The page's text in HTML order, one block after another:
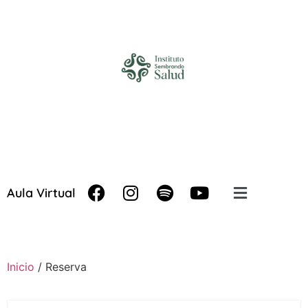
Aula Virtual
Inicio / Reserva